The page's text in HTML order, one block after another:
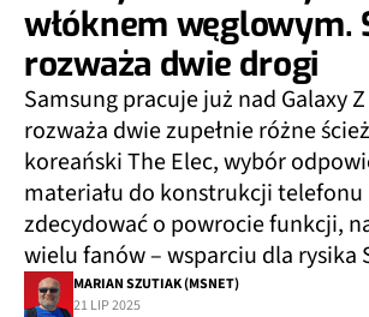
włóknem węglowym.
rozważa dwie drogi
Samsung pracuje już nad Galaxy
rozważa dwie zupełnie różne
koreański The Elec, wybór
materiału do konstrukcji telefonu
zdecydować o powrocie funkcji,
wielu fanów – wsparciu dla rysika
MARIAN SZUTIAK (MSNET)
21 LIP 2025